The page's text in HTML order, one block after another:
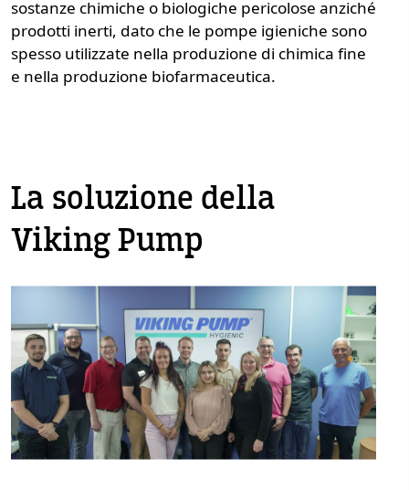
sostanze chimiche o biologiche pericolose anziché
prodotti inerti, dato che le pompe igieniche sono
spesso utilizzate nella produzione di chimica fine
e nella produzione biofarmaceutica.
La soluzione della
Viking Pump